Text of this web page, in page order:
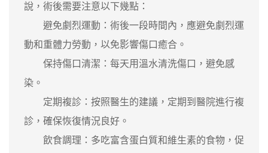
說，術後需要注意以下幾點：
避免劇烈運動：術後一段時間內，應避免劇烈運
動和重體力勞動，以免影響傷口癒合。
保持傷口清潔：每天用溫水清洗傷口，避免感
染。
定期複診：按照醫生的建議，定期到醫院進行複
診，確保恢復情況良好。
飲食調理：多吃富含蛋白質和維生素的食物，促